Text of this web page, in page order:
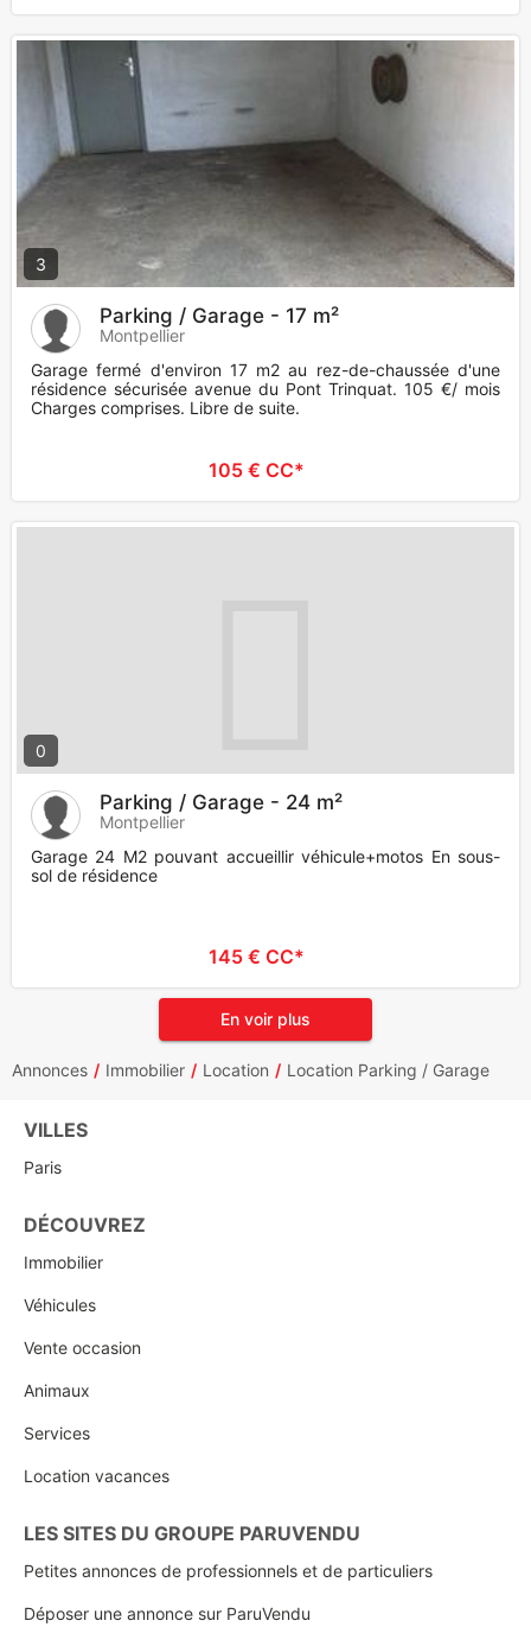
3
Parking / Garage - 17 m²
Montpellier
Garage fermé d'environ 17 m2 au rez-de-chaussée d'une
résidence sécurisée avenue du Pont Trinquat. 105 €/ mois
Charges comprises. Libre de suite.
105 € CC*
0
Parking / Garage - 24 m²
Montpellier
Garage 24 M2 pouvant accueillir véhicule+motos En sous-
sol de résidence
145 € CC*
En voir plus
Annonces Immobilier Location Location Parking / Garage
VILLES
Paris
DÉCOUVREZ
Immobilier
Véhicules
Vente occasion
Animaux
Services
Location vacances
LES SITES DU GROUPE PARUVENDU
Petites annonces de professionnels et de particuliers
Déposer une annonce sur ParuVendu